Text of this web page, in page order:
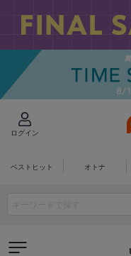
ログイン
ベストヒット オトナ